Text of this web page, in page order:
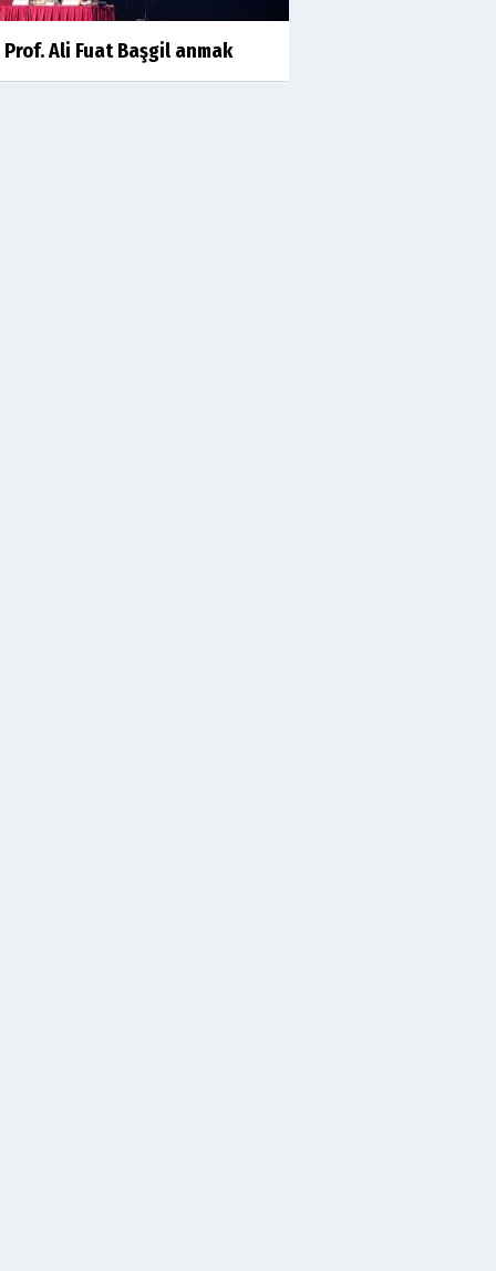
GELMEDİ
Süleyman Aydın
Prof. Ali Fuat Başgil anmak